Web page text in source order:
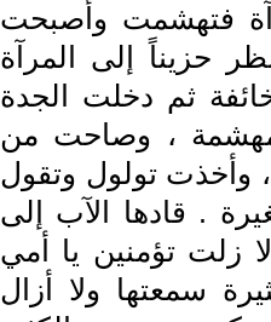
فتهشمت وأصبحت
حزيناً إلى المرآة
ثم دخلت الجدة
، وصاحت من
وأخذت تولول وتقول
. قادها الآب إلى
زلت تؤمنين يا أمي
سمعتها ولا أزال